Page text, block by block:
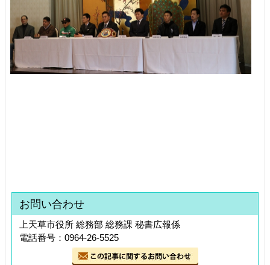
お問い合わせ
上天草市役所 総務部 総務課 秘書広報係
電話番号：0964-26-5525